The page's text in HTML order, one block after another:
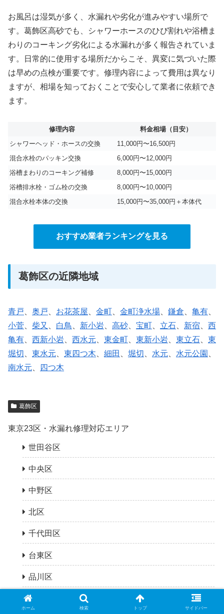
お風呂は湿気が多く、水漏れや劣化が進みやすい場所で
す。葛飾区高砂でも、シャワーホースのひび割れや浴槽ま
わりのコーキング劣化による水漏れが多く報告されていま
す。日常的に使用する場所だからこそ、異変に気づいた際
は早めの点検が重要です。修理内容によって費用は異なり
ますが、相場を知っておくことで安心して業者に依頼でき
ます。
修理内容
料金相場（目安）
シャワーヘッド・ホースの交換
11,000円〜16,500円
混合水栓のパッキン交換
6,000円〜12,000円
浴槽まわりのコーキング補修
8,000円〜15,000円
浴槽排水栓・ゴム栓の交換
8,000円〜10,000円
混合水栓本体の交換
15,000円〜35,000円＋本体代
おすすめ業者ランキングを見る
葛飾区の近隣地域
青戸、 奥戸、 お花茶屋、 金町、 金町浄水場、 鎌倉、 亀有、
小菅、 柴又 、 白鳥、 新小岩、 高砂、 宝町、 立石、 新宿、 西
亀有、 西新小岩、 西水元、 東金町、 東新小岩、 東立石、 東
堀切 、 東水元、 東四つ木、 細田 、 堀切 、 水元、 水元公園 、
南水元、 四つ木
葛飾区
東京23区・水漏れ修理対応エリア
世田谷区
中央区
中野区
北区
千代田区
台東区
品川区
墨田区
ホーム 検索 トップ サイドバー